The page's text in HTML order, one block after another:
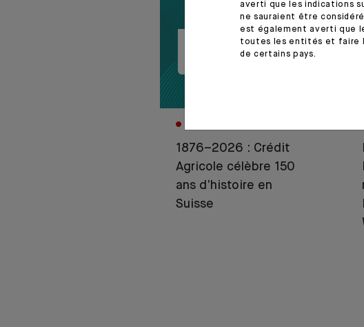
1876–2026 : Crédit
Agricole célèbre 150
ans d’histoire en
Suisse
averti que les indications
ne sauraient être
est également averti que
toutes les entités et faire
de certains pays.